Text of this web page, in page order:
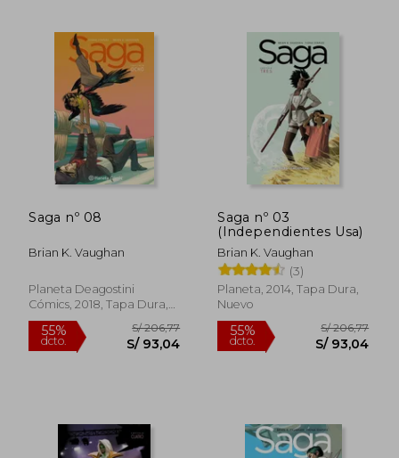
40%
dcto. S/ 50,97
40%
dcto.
Saga nº 08
Brian K. Vaughan
Planeta Deagostini
Cómics, 2018, Tapa Dura,
Nuevo
Saga nº 03
(Independientes Usa)
Brian K. Vaughan
(3)
Planeta, 2014, Tapa Dura,
Nuevo